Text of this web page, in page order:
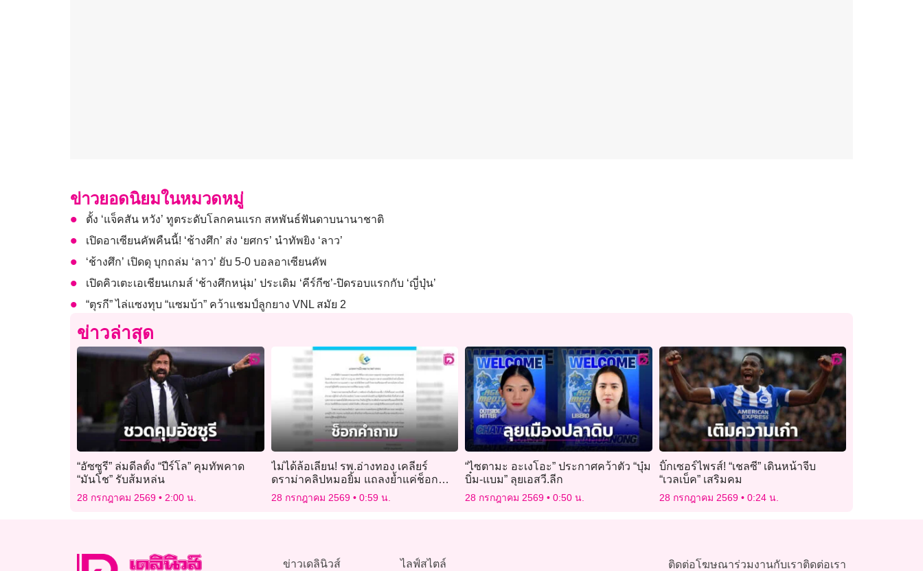
ข่าวยอดนิยมในหมวดหมู่
ตั้ง ‘แจ็คสัน หวัง’ ทูตระดับโลกคนแรก สหพันธ์ฟันดาบนานาชาติ
เปิดอาเซียนคัพคืนนี้! ‘ช้างศึก’ ส่ง ‘ยศกร’ นำทัพยิง ‘ลาว’
‘ช้างศึก’ เปิดดุ บุกถล่ม ‘ลาว’ ยับ 5-0 บอลอาเซียนคัพ
เปิดคิวเตะเอเชียนเกมส์ ‘ช้างศึกหนุ่ม’ ประเดิม ‘คีร์กีซ’-ปิดรอบแรกกับ ‘ญี่ปุ่น’
“ตุรกี” ไล่แซงทุบ “แซมบ้า” คว้าแชมป์ลูกยาง VNL สมัย 2
ข่าวล่าสุด
“อัซซูรี” ล่มดีลตั้ง “ปีร์โล” คุมทัพคาด
“มันโช” รับส้มหล่น
28 กรกฎาคม 2569 2:00 น.
ไม่ได้ล้อเลียน! รพ.อ่างทอง เคลียร์
ดราม่าคลิปหมอยิ้ม แถลงย้ำแค่ช็อก
คำถามนักข่าว
28 กรกฎาคม 2569 0:59 น.
“ไซตามะ อะเงโอะ” ประกาศคว้าตัว “บุ๋ม
บิ๋ม-แบม” ลุยเอสวี.ลีก
28 กรกฎาคม 2569 0:50 น.
บิ๊กเซอร์ไพรส์! “เชลซี” เดินหน้าจีบ
“เวลเบ็ค” เสริมคม
28 กรกฎาคม 2569 0:24 น.
ข่าวเดลินิวส์ ไลฟ์สไตล์ ติดต่อโฆษณาร่วมงานกับเราติดต่อเรา